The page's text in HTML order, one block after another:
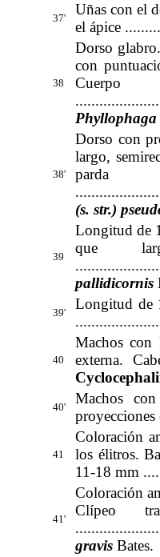
37'
Uñas con el
el ápice
38
Dorso
con
Phyllophaga
38'
Dorso con
largo,
(s. str.)
39
Longitud de
que
pallidicornis
39'
Longitud de
40
Machos con
externa.
40'
Machos
41
Coloración
los élitros.
11-18 mm
41'
Coloración
Clípeo
gravis Bates.